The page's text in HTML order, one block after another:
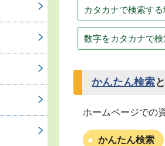
カタカナで検索す
数字をカタカナで
かんたん検索と
ホームページでの
かんたん検索